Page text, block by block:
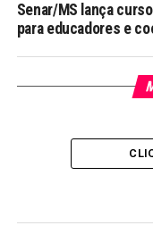
Senar/MS lança
para educadores e